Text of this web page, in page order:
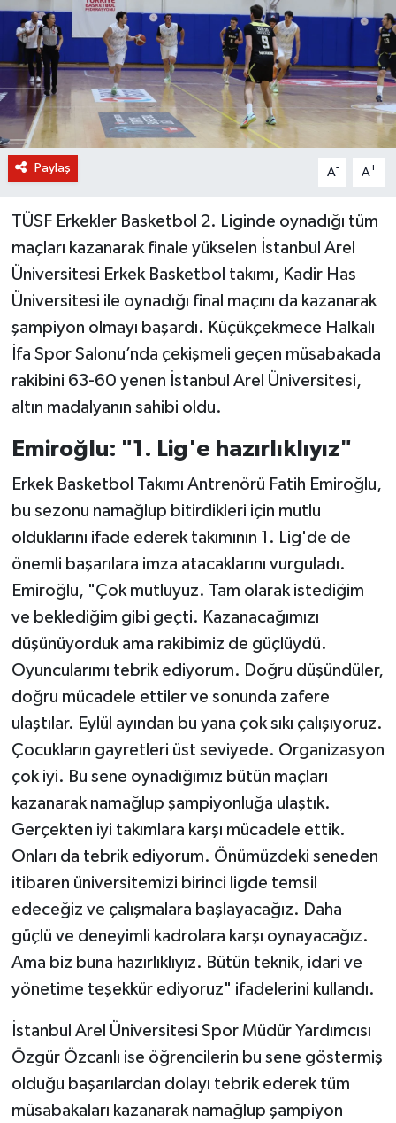
Paylaş A- A+
TÜSF Erkekler Basketbol 2. Liginde oynadığı tüm
maçları kazanarak finale yükselen İstanbul Arel
Üniversitesi Erkek Basketbol takımı, Kadir Has
Üniversitesi ile oynadığı final maçını da kazanarak
şampiyon olmayı başardı. Küçükçekmece Halkalı
İfa Spor Salonu’nda çekişmeli geçen müsabakada
rakibini 63-60 yenen İstanbul Arel Üniversitesi,
altın madalyanın sahibi oldu.
Emiroğlu: "1. Lig'e hazırlıklıyız"
Erkek Basketbol Takımı Antrenörü Fatih Emiroğlu,
bu sezonu namağlup bitirdikleri için mutlu
olduklarını ifade ederek takımının 1. Lig'de de
önemli başarılara imza atacaklarını vurguladı.
Emiroğlu, "Çok mutluyuz. Tam olarak istediğim
ve beklediğim gibi geçti. Kazanacağımızı
düşünüyorduk ama rakibimiz de güçlüydü.
Oyuncularımı tebrik ediyorum. Doğru düşündüler,
doğru mücadele ettiler ve sonunda zafere
ulaştılar. Eylül ayından bu yana çok sıkı çalışıyoruz.
Çocukların gayretleri üst seviyede. Organizasyon
çok iyi. Bu sene oynadığımız bütün maçları
kazanarak namağlup şampiyonluğa ulaştık.
Gerçekten iyi takımlara karşı mücadele ettik.
Onları da tebrik ediyorum. Önümüzdeki seneden
itibaren üniversitemizi birinci ligde temsil
edeceğiz ve çalışmalara başlayacağız. Daha
güçlü ve deneyimli kadrolara karşı oynayacağız.
Ama biz buna hazırlıklıyız. Bütün teknik, idari ve
yönetime teşekkür ediyoruz" ifadelerini kullandı.
İstanbul Arel Üniversitesi Spor Müdür Yardımcısı
Özgür Özcanlı ise öğrencilerin bu sene göstermiş
olduğu başarılardan dolayı tebrik ederek tüm
müsabakaları kazanarak namağlup şampiyon